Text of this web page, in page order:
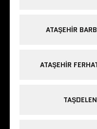
ATAŞEHIR
ATAŞEHIR